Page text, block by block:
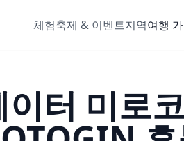
체험축제 & 이벤트지역여행
터 미로